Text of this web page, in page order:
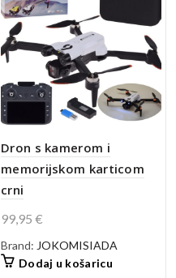
Dron s kamerom i
memorijskom karticom
crni
99,95€
Brand:JOKOMISIADA
Dodaj u košaricu